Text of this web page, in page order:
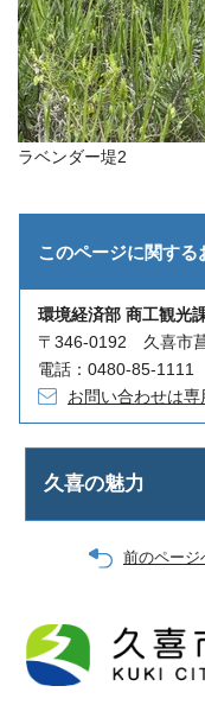
ラベンダー堤2
このページに関する
環境経済部 商工観光
〒346-0192 久喜市
電話：0480-85-
お問い合わせは専
久喜の魅力
前のページ